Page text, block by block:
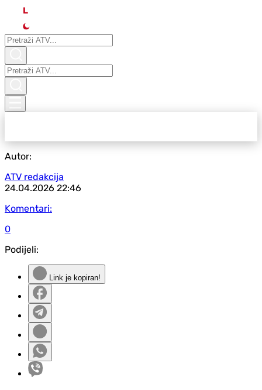
L
Autor:
ATV redakcija
24.04.2026 22:46
Komentari:
0
Podijeli:
Link je kopiran!